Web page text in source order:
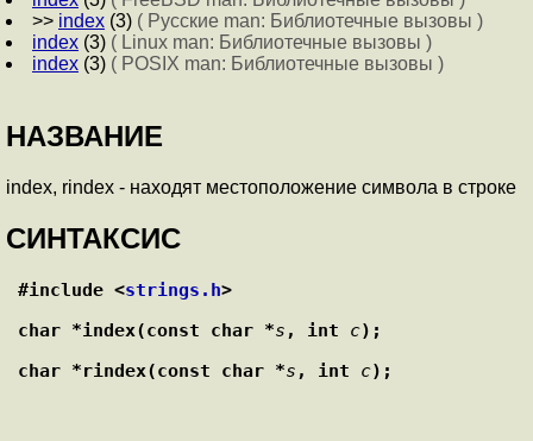
>> index (3) ( Русские man: Библиотечные вызовы )
index (3) ( Linux man: Библиотечные вызовы )
index (3) ( POSIX man: Библиотечные вызовы )
НАЗВАНИЕ
index, rindex - находят местоположение символа в строке
СИНТАКСИС
#include <strings.h>
char *index(const char *s , int c);
char *rindex(const char *s , int c);